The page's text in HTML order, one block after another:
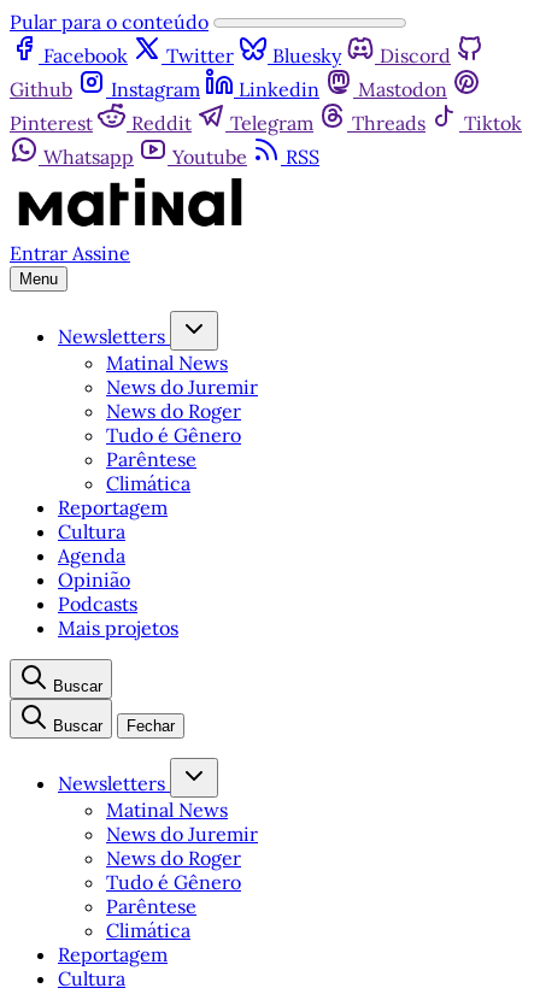
Pular para o conteúdo
Facebook
Twitter Bluesky
Discord
Github
Instagram Linkedin
Mastodon
Pinterest
Reddit Telegram Threads
Tiktok
Whatsapp
Youtube RSS
Entrar Assine
Menu
Newsletters
Matinal News
News do Juremir
News do Roger
Tudo é Gênero
Parêntese
Climática
Reportagem
Cultura
Agenda
Opinião
Podcasts
Mais projetos
Buscar
Buscar Fechar
Newsletters
Matinal News
News do Juremir
News do Roger
Tudo é Gênero
Parêntese
Climática
Reportagem
Cultura